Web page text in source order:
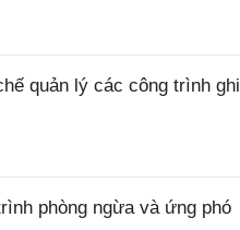
quản lý các công trình ghi
phòng ngừa và ứng phó